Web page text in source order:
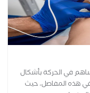
على 360 مفصل تساهم في الحركة بأشكال
هذه المفاصل، حيث